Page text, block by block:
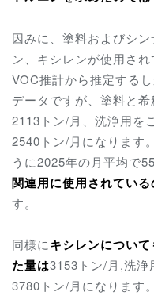
因みに、塗料およびシ
ン、キシレンが使用さ
VOC推計から推定する
データですが、塗料と希
2113トン/月、洗浄用を
2540トン/月になります。
うに2025年の月平均で
関連用に使用されてい
す。
同様にキシレンについ
た量は3153トン/月,洗浄
3780トン/月になります